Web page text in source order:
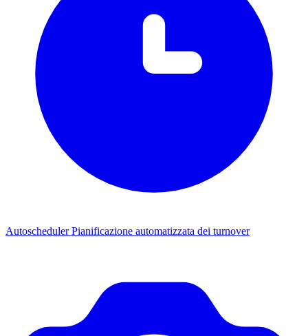
AutoschedulerPianificazione automatizzata dei turnover